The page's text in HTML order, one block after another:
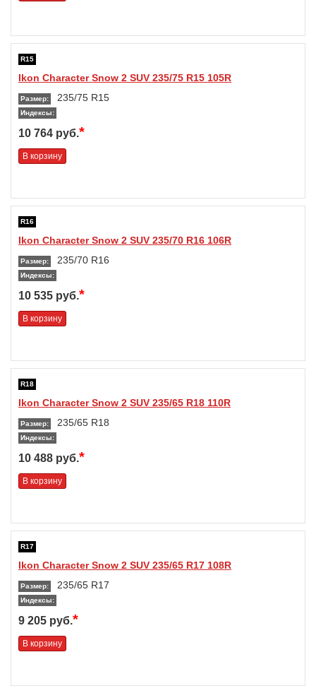
R15
Ikon Character Snow 2 SUV 235/75 R15 105R
Размер: 235/75 R15
Индексы:
10 764 руб.*
В корзину
R16
Ikon Character Snow 2 SUV 235/70 R16 106R
Размер: 235/70 R16
Индексы:
10 535 руб.*
В корзину
R18
Ikon Character Snow 2 SUV 235/65 R18 110R
Размер: 235/65 R18
Индексы:
10 488 руб.*
В корзину
R17
Ikon Character Snow 2 SUV 235/65 R17 108R
Размер: 235/65 R17
Индексы:
9 205 руб.*
В корзину